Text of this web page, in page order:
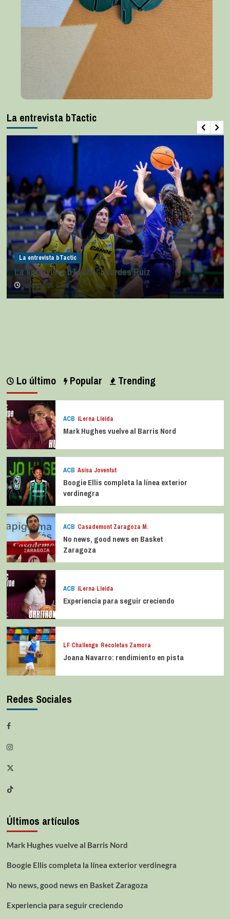
La entrevista bTactic
La entrevista bTactic
La entrevista bTactic: Lourdes Ruiz
julio 11, 2026 0
Lo último Popular Trending
ACB iLerna Lleida
Mark Hughes vuelve al Barris Nord
ACB Asisa Joventut
Boogie Ellis completa la línea exterior
verdinegra
ACB Casademont Zaragoza M.
No news, good news en Basket
Zaragoza
ACB iLerna Lleida
Experiencia para seguir creciendo
LF Challenge Recoletas Zamora
Joana Navarro: rendimiento en pista
Redes Sociales
Últimos artículos
Mark Hughes vuelve al Barris Nord
Boogie Ellis completa la línea exterior verdinegra
No news, good news en Basket Zaragoza
Experiencia para seguir creciendo